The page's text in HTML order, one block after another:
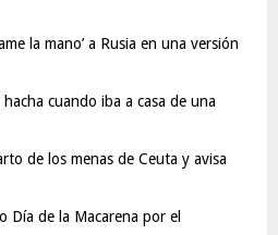
la mano’ a Rusia en una versión
cuando iba a casa de una
de los menas de Ceuta y avisa
Día de la Macarena por el